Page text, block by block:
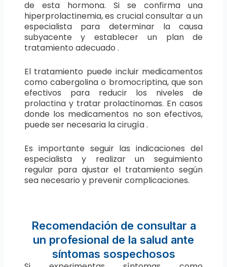
de esta hormona. Si se confirma una
hiperprolactinemia, es crucial consultar a un
especialista para determinar la causa
subyacente y establecer un plan de
tratamiento adecuado .
El tratamiento puede incluir medicamentos
como cabergolina o bromocriptina, que son
efectivos para reducir los niveles de
prolactina y tratar prolactinomas. En casos
donde los medicamentos no son efectivos,
puede ser necesaria la cirugía .
Es importante seguir las indicaciones del
especialista y realizar un seguimiento
regular para ajustar el tratamiento según
sea necesario y prevenir complicaciones.
Recomendación de consultar a
un profesional de la salud ante
síntomas sospechosos